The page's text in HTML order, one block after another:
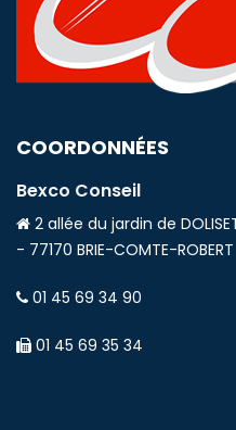
COORDONNÉES
Bexco Conseil
2 allée du jardin de
- 77170 BRIE-COMTE-ROBERT
01 45 69 34 90
01 45 69 35 34